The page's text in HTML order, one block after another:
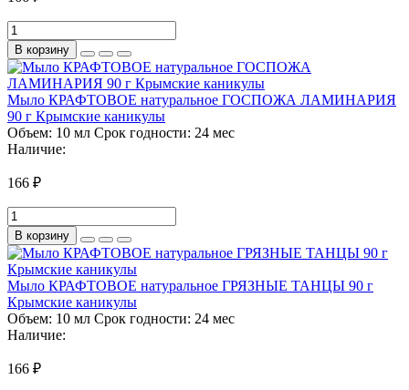
В корзину
Мыло КРАФТОВОЕ натуральное ГОСПОЖА ЛАМИНАРИЯ
90 г Крымские каникулы
Объем: 10 мл Срок годности: 24 мес
Наличие:
166 ₽
В корзину
Мыло КРАФТОВОЕ натуральное ГРЯЗНЫЕ ТАНЦЫ 90 г
Крымские каникулы
Объем: 10 мл Срок годности: 24 мес
Наличие:
166 ₽